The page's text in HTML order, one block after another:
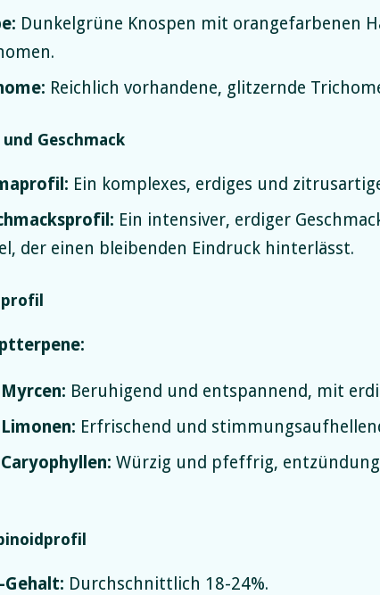
Dunkelgrüne Knospen mit orangefarbenen
Reichlich vorhandene, glitzernde
Geschmack
Ein komplexes, erdiges und
Ein intensiver, erdiger
der einen bleibenden Eindruck hinterlässt.
Myrcen: Beruhigend und entspannend, mit
Limonen: Erfrischend und
Caryophyllen: Würzig und pfeffrig,
Gehalt: Durchschnittlich 18-24%.